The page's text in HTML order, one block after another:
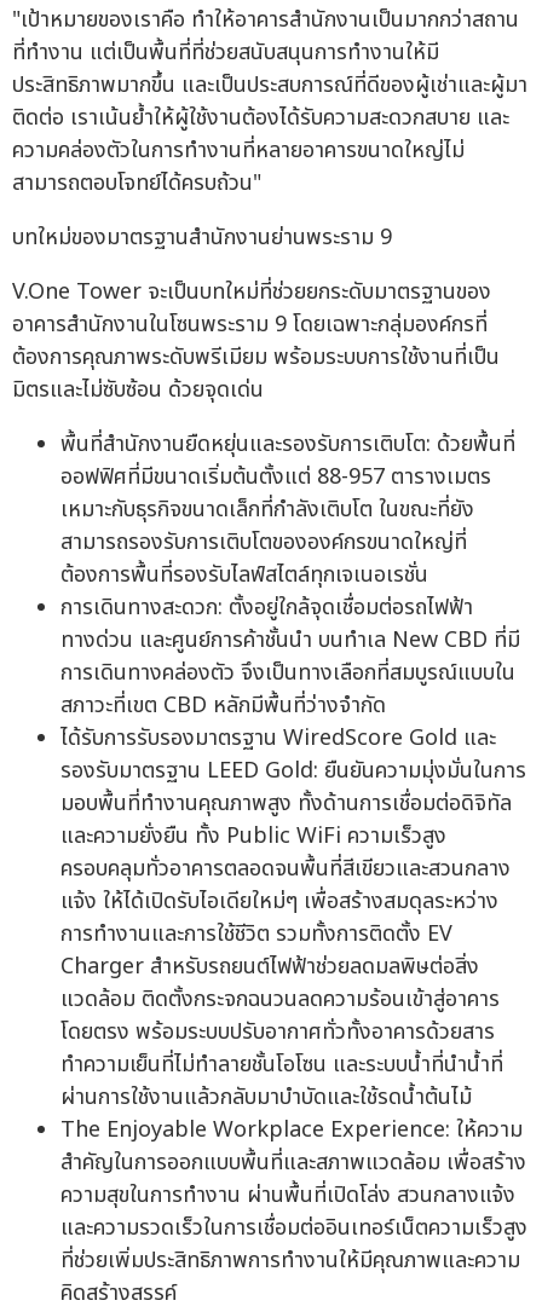
"เป้าหมายของเราคือ ทำให้อาคารสำนักงานเป็นมากกว่าสถาน
ที่ทำงาน แต่เป็นพื้นที่ที่ช่วยสนับสนุนการทำงานให้มี
ประสิทธิภาพมากขึ้น และเป็นประสบการณ์ที่ดีของผู้เช่าและผู้มา
ติดต่อ เราเน้นย้ำให้ผู้ใช้งานต้องได้รับความสะดวกสบาย และ
ความคล่องตัวในการทำงานที่หลายอาคารขนาดใหญ่ไม่
สามารถตอบโจทย์ได้ครบถ้วน"
บทใหม่ของมาตรฐานสำนักงานย่านพระราม 9
V.One Tower จะเป็นบทใหม่ที่ช่วยยกระดับมาตรฐานของ
อาคารสำนักงานในโซนพระราม 9 โดยเฉพาะกลุ่มองค์กรที่
ต้องการคุณภาพระดับพรีเมียม พร้อมระบบการใช้งานที่เป็น
มิตรและไม่ซับซ้อน ด้วยจุดเด่น
พื้นที่สำนักงานยืดหยุ่นและรองรับการเติบโต: ด้วยพื้นที่
ออฟฟิศที่มีขนาดเริ่มต้นตั้งแต่ 88-957 ตารางเมตร
เหมาะกับธุรกิจขนาดเล็กที่กำลังเติบโต ในขณะที่ยัง
สามารถรองรับการเติบโตขององค์กรขนาดใหญ่ที่
ต้องการพื้นที่รองรับไลฟ์สไตล์ทุกเจเนอเรชั่น
การเดินทางสะดวก: ตั้งอยู่ใกล้จุดเชื่อมต่อรถไฟฟ้า
ทางด่วน และศูนย์การค้าชั้นนำ บนทำเล New CBD ที่มี
การเดินทางคล่องตัว จึงเป็นทางเลือกที่สมบูรณ์แบบใน
สภาวะที่เขต CBD หลักมีพื้นที่ว่างจำกัด
ได้รับการรับรองมาตรฐาน WiredScore Gold และ
รองรับมาตรฐาน LEED Gold: ยืนยันความมุ่งมั่นในการ
มอบพื้นที่ทำงานคุณภาพสูง ทั้งด้านการเชื่อมต่อดิจิทัล
และความยั่งยืน ทั้ง Public WiFi ความเร็วสูง
ครอบคลุมทั่วอาคารตลอดจนพื้นที่สีเขียวและสวนกลาง
แจ้ง ให้ได้เปิดรับไอเดียใหม่ๆ เพื่อสร้างสมดุลระหว่าง
การทำงานและการใช้ชีวิต รวมทั้งการติดตั้ง EV
Charger สำหรับรถยนต์ไฟฟ้าช่วยลดมลพิษต่อสิ่ง
แวดล้อม ติดตั้งกระจกฉนวนลดความร้อนเข้าสู่อาคาร
โดยตรง พร้อมระบบปรับอากาศทั่วทั้งอาคารด้วยสาร
ทำความเย็นที่ไม่ทำลายชั้นโอโซน และระบบน้ำที่นำน้ำที่
ผ่านการใช้งานแล้วกลับมาบำบัดและใช้รดน้ำต้นไม้
The Enjoyable Workplace Experience: ให้ความ
สำคัญในการออกแบบพื้นที่และสภาพแวดล้อม เพื่อสร้าง
ความสุขในการทำงาน ผ่านพื้นที่เปิดโล่ง สวนกลางแจ้ง
และความรวดเร็วในการเชื่อมต่ออินเทอร์เน็ตความเร็วสูง
ที่ช่วยเพิ่มประสิทธิภาพการทำงานให้มีคุณภาพและความ
คิดสร้างสรรค์